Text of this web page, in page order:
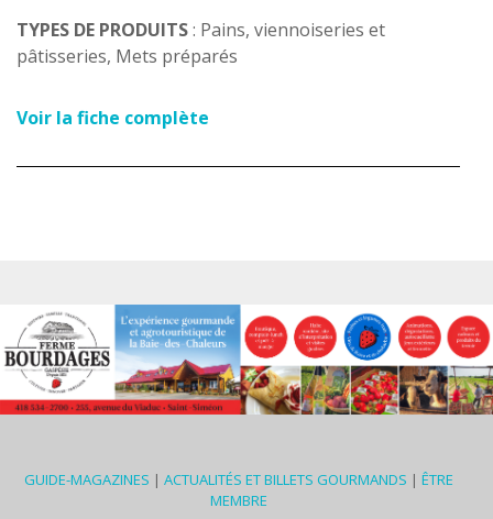
TYPES DE PRODUITS: Pains, viennoiseries et
pâtisseries, Mets préparés
Voir la fiche complète
GUIDE-MAGAZINES | ACTUALITÉS ET BILLETS GOURMANDS | ÊTRE
MEMBRE